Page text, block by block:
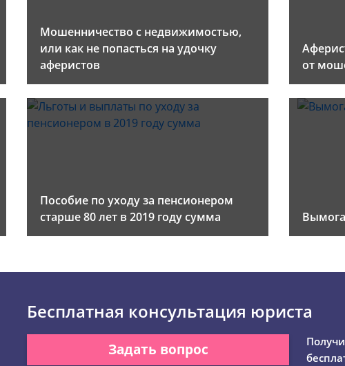
Мошенничество с недвижимостью,
или как не попасться на удочку
аферистов
от
Пособие по уходу за пенсионером
старше 80 лет в 2019 году сумма
Бесплатная консультация юриста
Задать вопрос